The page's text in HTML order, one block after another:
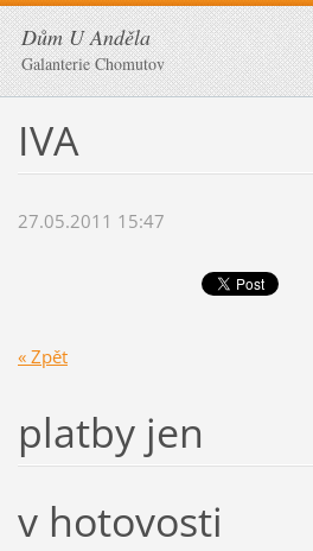
Dům U Anděla
Galanterie Chomutov
IVA
27.05.2011 15:47
« Zpět
platby jen
v hotovosti